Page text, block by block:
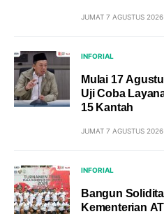
JUMAT 7 AGUSTUS 2026
INFORIAL
Mulai 17
Uji Coba
15 Kantah
JUMAT 7 AGUSTUS 2026
INFORIAL
Bangun
Kementerian